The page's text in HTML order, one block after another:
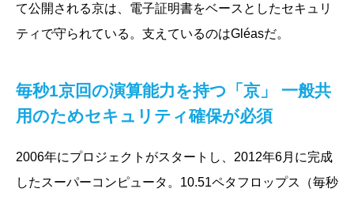
て公開される京は、電子証明書をベースとしたセキュリ
ティで守られている。支えているのはGléasだ。
毎秒1京回の演算能力を持つ「京」 一般共
用のためセキュリティ確保が必須
2006年にプロジェクトがスタートし、2012年6月に完成
したスーパーコンピュータ。10.51ペタフロップス（毎秒